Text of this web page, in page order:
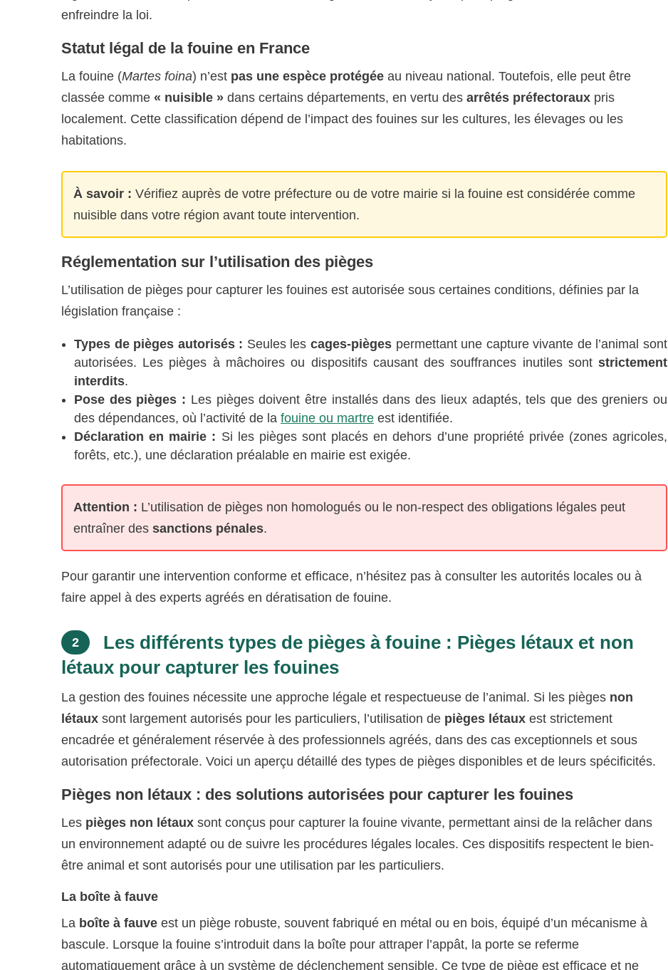
enfreindre la loi.
Statut légal de la fouine en France
La fouine (Martes foina) n’est pas une espèce protégéeau niveau national. Toutefois, elle peut être
classée comme « nuisible »dans certains départements, en vertu des arrêtés préfectorauxpris
localement. Cette classification dépend de l’impact des fouines sur les cultures, les élevages ou les
habitations.
À savoir : Vérifiez auprès de votre préfecture ou de votre mairie si la fouine est considérée comme
nuisible dans votre région avant toute intervention.
Réglementation sur l’utilisation des pièges
L’utilisation de pièges pour capturer les fouines est autorisée sous certaines conditions, définies par la
législation française :
Types de pièges autorisés : Seules lescages-pièges permettant une capture vivante de l’animal sont
autorisées. Les pièges à mâchoires ou dispositifs causant des souffrances inutiles sontstrictement
interdits.
Pose des pièges : Les pièges doivent être installés dans des lieux adaptés, tels que des greniers ou
des dépendances, où l’activité de la fouine ou martreest identifiée.
Déclaration en mairie : Si les pièges sont placés en dehors d’une propriété privée (zones agricoles,
forêts, etc.), une déclaration préalable en mairie est exigée.
Attention : L’utilisation de pièges non homologués ou le non-respect des obligations légales peut
entraîner des sanctions pénales.
Pour garantir une intervention conforme et efficace, n’hésitez pas à consulter les autorités locales ou à
faire appel à des experts agréés en dératisation de fouine.
2
Les différents types de pièges à fouine : Pièges létaux et non
létaux pour capturer les fouines
La gestion des fouines nécessite une approche légale et respectueuse de l’animal. Si les pièges non
létauxsont largement autorisés pour les particuliers, l’utilisation de pièges létauxest strictement
encadrée et généralement réservée à des professionnels agréés, dans des cas exceptionnels et sous
autorisation préfectorale. Voici un aperçu détaillé des types de pièges disponibles et de leurs spécificités.
Pièges non létaux : des solutions autorisées pour capturer les fouines
Les pièges non létauxsont conçus pour capturer la fouine vivante, permettant ainsi de la relâcher dans
un environnement adapté ou de suivre les procédures légales locales. Ces dispositifs respectent le bien-
être animal et sont autorisés pour une utilisation par les particuliers.
La boîte à fauve
La boîte à fauveest un piège robuste, souvent fabriqué en métal ou en bois, équipé d’un mécanisme à
bascule. Lorsque la fouine s’introduit dans la boîte pour attraper l’appât, la porte se referme
automatiquement grâce à un système de déclenchement sensible. Ce type de piège est efficace et ne